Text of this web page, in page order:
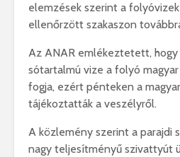
elemzések szerint a
ellenőrzött szakaszon
Az ANAR emlékeztetett, hogy
sótartalmú vize a folyó
fogja, ezért pénteken a
tájékoztatták a veszélyről.
A közlemény szerint a parajdi
nagy teljesítményű szivattyút